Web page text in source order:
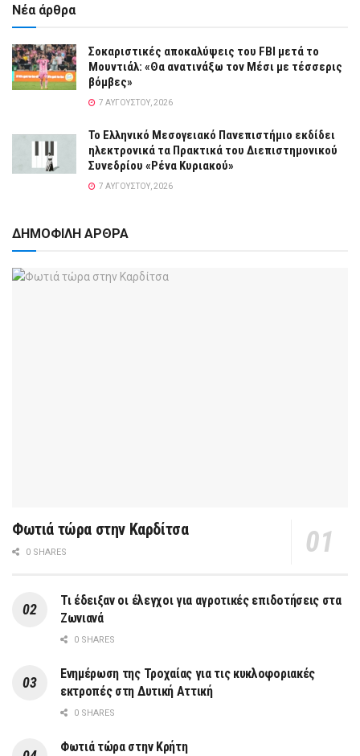
Νέα άρθρα
Σοκαριστικές αποκαλύψεις του FBI μετά το
Μουντιάλ: «Θα ανατινάξω τον Μέσι με τέσσερις
βόμβες»
7 ΑΥΓΟΎΣΤΟΥ, 2026
Το Ελληνικό Μεσογειακό Πανεπιστήμιο εκδίδει
ηλεκτρονικά τα Πρακτικά του Διεπιστημονικού
Συνεδρίου «Ρένα Κυριακού»
7 ΑΥΓΟΎΣΤΟΥ, 2026
ΔΗΜΟΦΙΛΗ ΑΡΘΡΑ
Φωτιά τώρα στην Καρδίτσα
0 SHARES
Τι έδειξαν οι έλεγχοι για αγροτικές επιδοτήσεις στα
Ζωνιανά
0 SHARES
Ενημέρωση της Τροχαίας για τις κυκλοφοριακές
εκτροπές στη Δυτική Αττική
0 SHARES
Φωτιά τώρα στην Κρήτη